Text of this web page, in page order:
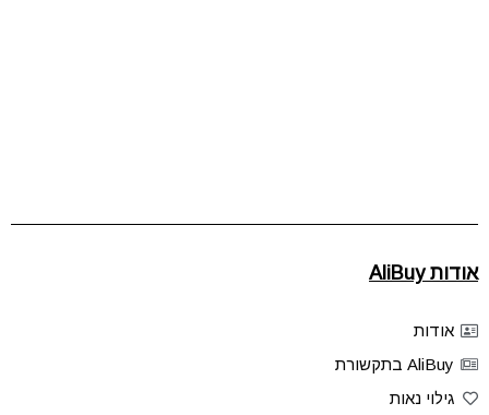
אודות AliBuy
אודות
AliBuy בתקשורת
גילוי נאות